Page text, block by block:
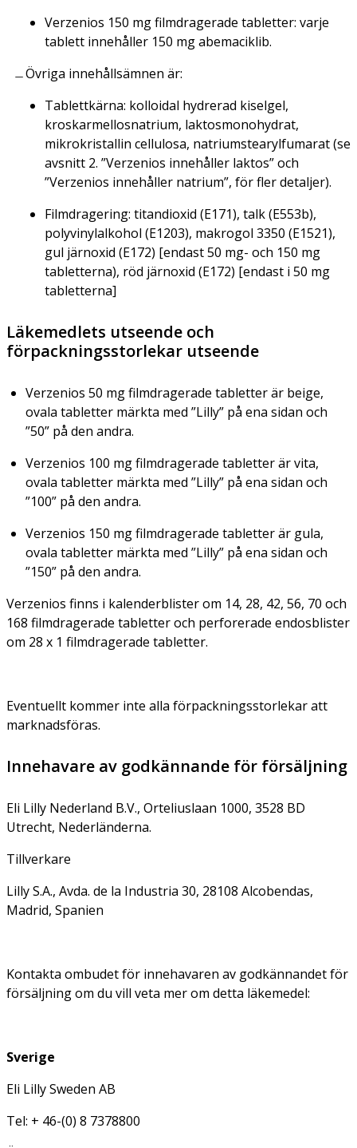
Verzenios 150 mg filmdragerade tabletter: varje
tablett innehåller 150 mg abemaciklib.
Övriga innehållsämnen är:
Tablettkärna: kolloidal hydrerad kiselgel,
kroskarmellosnatrium, laktosmonohydrat,
mikrokristallin cellulosa, natriumstearylfumarat (se
avsnitt 2. ”Verzenios innehåller laktos” och
”Verzenios innehåller natrium”, för fler detaljer).
Filmdragering: titandioxid (E171), talk (E553b),
polyvinylalkohol (E1203), makrogol 3350 (E1521),
gul järnoxid (E172) [endast 50 mg- och 150 mg
tabletterna), röd järnoxid (E172) [endast i 50 mg
tabletterna]
Läkemedlets utseende och
förpackningsstorlekar utseende
Verzenios 50 mg filmdragerade tabletter är beige,
ovala tabletter märkta med ”Lilly” på ena sidan och
”50” på den andra.
Verzenios 100 mg filmdragerade tabletter är vita,
ovala tabletter märkta med ”Lilly” på ena sidan och
”100” på den andra.
Verzenios 150 mg filmdragerade tabletter är gula,
ovala tabletter märkta med ”Lilly” på ena sidan och
”150” på den andra.
Verzenios finns i kalenderblister om 14, 28, 42, 56, 70 och
168 filmdragerade tabletter och perforerade endosblister
om 28 x 1 filmdragerade tabletter.
Eventuellt kommer inte alla förpackningsstorlekar att
marknadsföras.
Innehavare av godkännande för försäljning
Eli Lilly Nederland B.V., Orteliuslaan 1000, 3528 BD
Utrecht, Nederländerna.
Tillverkare
Lilly S.A., Avda. de la Industria 30, 28108 Alcobendas,
Madrid, Spanien
Kontakta ombudet för innehavaren av godkännandet för
försäljning om du vill veta mer om detta läkemedel:
Sverige
Eli Lilly Sweden AB
Tel: + 46-(0) 8 7378800